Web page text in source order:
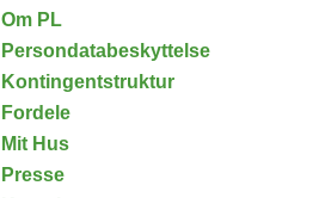
Om PL
Persondatabeskyttelse
Kontingentstruktur
Fordele
Mit Hus
Presse